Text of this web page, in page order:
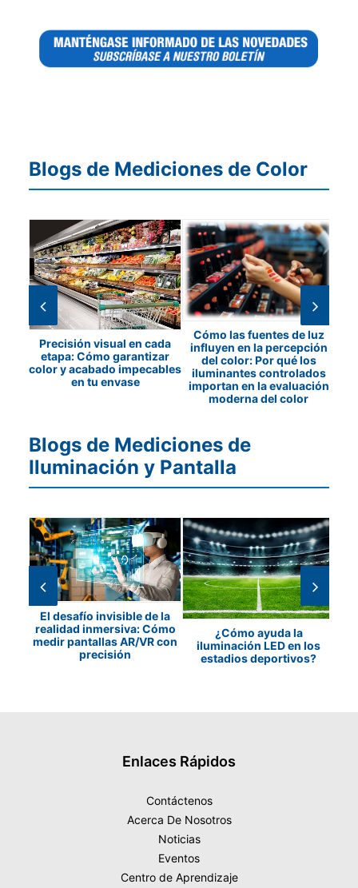
Blogs de Mediciones de Color
Precisión visual en cada
etapa: Cómo garantizar
color y acabado impecables
en tu envase
Cómo las fuentes de luz
influyen en la percepción
del color: Por qué los
iluminantes controlados
importan en la evaluación
moderna del color
Blogs de Mediciones de
Iluminación y Pantalla
El desafío invisible de la
realidad inmersiva: Cómo
medir pantallas AR/VR con
precisión
¿Cómo ayuda la
iluminación LED en los
estadios deportivos?
Enlaces Rápidos
Contáctenos
Acerca De Nosotros
Noticias
Eventos
Centro de Aprendizaje